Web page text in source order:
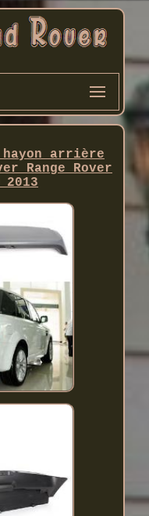
arrière
Range Rover